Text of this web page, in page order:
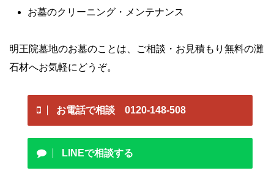
お墓のクリーニング・メンテナンス
明王院墓地のお墓のことは、ご相談・お見積もり無料の灘
石材へお気軽にどうぞ。
お電話で相談 0120-148-508
LINEで相談する